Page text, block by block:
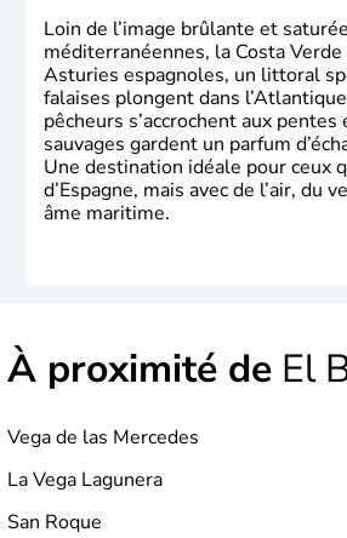
Loin de l’image brûlante et
méditerranéennes, la Costa
Asturies espagnoles, un littoral
falaises plongent dans
pêcheurs s’accrochent aux
sauvages gardent un parfum
Une destination idéale pour ceux
d’Espagne, mais avec de l’air, du
âme maritime.
À proximité de El
Vega de las Mercedes
La Vega Lagunera
San Roque